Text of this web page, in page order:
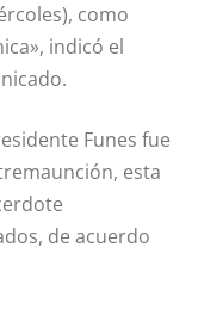
como
indicó el
Funes fue
esta
de acuerdo